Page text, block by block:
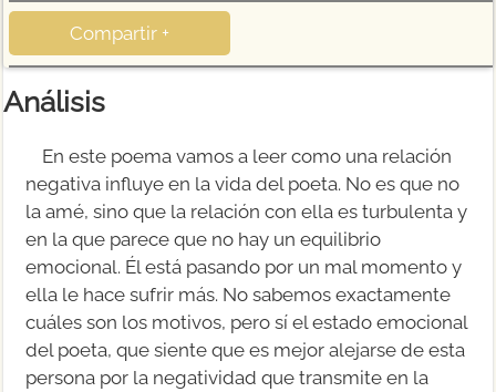
Compartir +
Análisis
En este poema vamos a leer como una relación
negativa influye en la vida del poeta. No es que no
la amé, sino que la relación con ella es turbulenta y
en la que parece que no hay un equilibrio
emocional. Él está pasando por un mal momento y
ella le hace sufrir más. No sabemos exactamente
cuáles son los motivos, pero sí el estado emocional
del poeta, que siente que es mejor alejarse de esta
persona por la negatividad que transmite en la